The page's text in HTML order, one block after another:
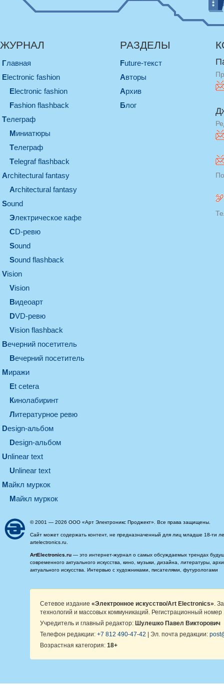
ЖУРНАЛ
Главная
electronic fashion
electronic fashion
Fashion flashback
телеграф
миниатюры
телеграф
Telegraf flashback
architectural fantasy
architectural fantasy
sound
электрическое кафе
CD-ревю
sound
Sound flashback
vision
vision
видеоарт
DVD-ревю
Vision flashback
вечерний посетитель
вечерний посетитель
миражи
et cetera
кинолабиринт
литературное ревю
design-альбом
design-альбом
unlinear text
Unlinear text
майкл муркок
майкл муркок
РАЗДЕЛЫ
Future-текст
Авторы
Архив
Блог
© 2001 — 2026 ООО «Арт Электроникс Проджект». Все права защищены.
Сайт может содержать контент, не предназначенный для лиц младше 18-ти
artelectronics.ru.
ArtElectronics.ru — это интернет-журнал о самых обсуждаемых трендах
современного актуального искусства, кино, музыки, дизайна, литературы,
актуального искусства. Интервью с художниками, писателями, футурологами
Сетевое издание «Электронное искусство/Art Electronics» .
технологий и массовых коммуникаций. Регистрационный
Учредитель и главный редактор: Шулешко Павел Викторович
Телефон редакции: +7 812 490-47-42 | Эл. почта редакции:
Возрастная категория: 18+